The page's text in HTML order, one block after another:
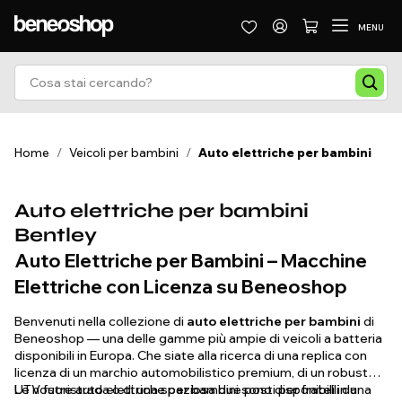
MENU
Home / Veicoli per bambini / Auto elettriche per bambini
Auto elettriche per bambini
Bentley
Auto Elettriche per Bambini – Macchine
Elettriche con Licenza su Beneoshop
Benvenuti nella collezione di auto elettriche per bambini di
Beneoshop — una delle gamme più ampie di veicoli a batteria
disponibili in Europa. Che siate alla ricerca di una replica con
licenza di un marchio automobilistico premium, di un robusto
UTV fuoristrada o di una spaziosa due posti per fratelli da
Le nostre auto elettriche per bambini sono disponibili in una